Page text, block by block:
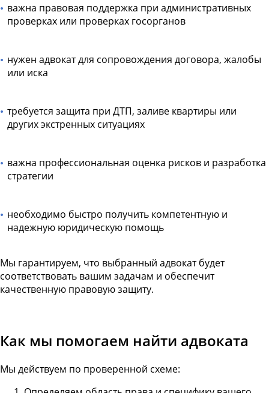
важна правовая поддержка при административных
проверках или проверках госорганов
нужен адвокат для сопровождения договора, жалобы
или иска
требуется защита при ДТП, заливе квартиры или
других экстренных ситуациях
важна профессиональная оценка рисков и разработка
стратегии
необходимо быстро получить компетентную и
надежную юридическую помощь
Мы гарантируем, что выбранный адвокат будет
соответствовать вашим задачам и обеспечит
качественную правовую защиту.
Как мы помогаем найти адвоката
Мы действуем по проверенной схеме: